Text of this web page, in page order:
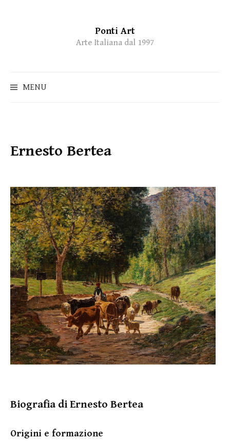
Ponti Art
Arte Italiana dal 1997
MENU
Ernesto Bertea
Biografia di Ernesto Bertea
Origini e formazione